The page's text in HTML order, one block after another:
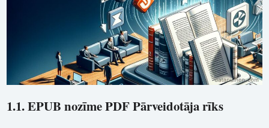
1.1. EPUB nozīme PDF Pārveidotāja rīks